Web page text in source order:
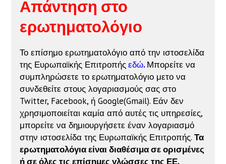
Απάντηση στο
ερωτηματολόγιο
Το επίσημο ερωτηματολόγιο από την ιστοσελίδα
της Ευρωπαϊκής Επιτροπήςεδώ.Μπορείτε να
συμπληρώσετε το ερωτηματολόγιο μετο να
συνδεθείτε στους λογαριασμούς σας στο
Twitter, Facebook, ή Google(Gmail). Εάν δεν
χρησιμοποιείται καμία από αυτές τις υπηρεσίες,
μπορείτε να δημιουργήσετε έναν λογαριασμό
στην ιστοσελίδα της Ευρωπαϊκής Επιτροπής. Τα
ερωτηματολόγια είναι διαθέσιμα σε ορισμένες
ή σε όλες τις επίσημες γλώσσες της ΕΕ.